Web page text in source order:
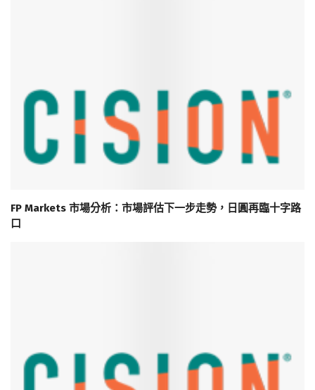
FP Markets 市場分析：市場評估下一步走勢，日圓再臨十字路
口